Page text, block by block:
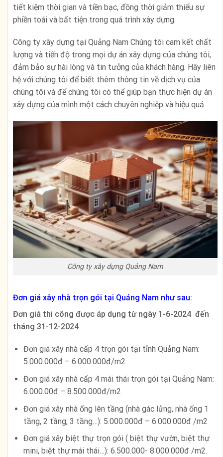
tiết kiệm thời gian và tiền bạc, đồng thời giảm thiểu sự
phiền toái và bất tiện trong quá trình xây dựng.
Công ty xây dựng tại Quảng Nam Chúng tôi cam kết chất
lượng và tiến độ trong mọi dự án xây dựng của chúng tôi,
đảm bảo sự hài lòng và tin tưởng của khách hàng. Hãy liên
hệ với chúng tôi để biết thêm thông tin về dịch vụ của
chúng tôi và để chúng tôi có thể giúp bạn thực hiện dự án
xây dựng của mình một cách chuyên nghiệp và hiệu quả.
Công ty xây dựng Quảng Nam
Đơn giá xây nhà trọn gói tại Quảng Nam như sau:
Đơn giá thi công được áp dụng từ ngày 1-6-2024 đến
tháng 31-12-2024
Đơn giá xây nhà cấp 4 trọn gói tại tỉnh Quảng Nam:
5.000.000đ – 6.000.000đ/m2
Đơn giá xây nhà cấp 4 mái thái trọn gói tại Quảng Nam:
6.000.00đ – 8.500.000đ/m2
Đơn giá xây nhà ống lên tầng (nhà gác lửng, nhà ống 1
tầng, 2 tầng, 3 tầng…): 5.000.000đ – 6.000.000đ /m2
Đơn giá xây biệt thự trọn gói ( biệt thự vườn, biệt thự
mini, biệt thự mái thái…): 6.500.000- 8.000.000đ /m2.